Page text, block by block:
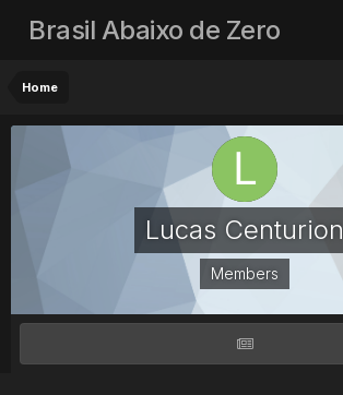
Brasil Abaixo de Zero
Home
Lucas Centurion
Members